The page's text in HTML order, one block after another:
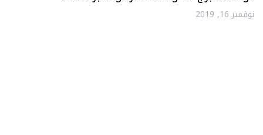
نوفمبر 16, 2019